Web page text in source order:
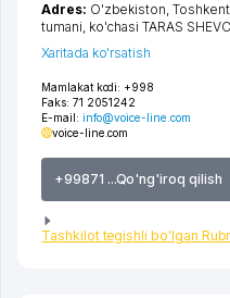
Mamlakat kodi: +998
Faks: 71 2051242
E-mail: info@voice-line.com
voice-line.com
+99871 ...Qo'ng'iroq qilish
Tashkilot tegishli bo'lgan
Adres: O'zbekiston,
tumani, ko'chasi TARAS
Xaritada ko'rsatish